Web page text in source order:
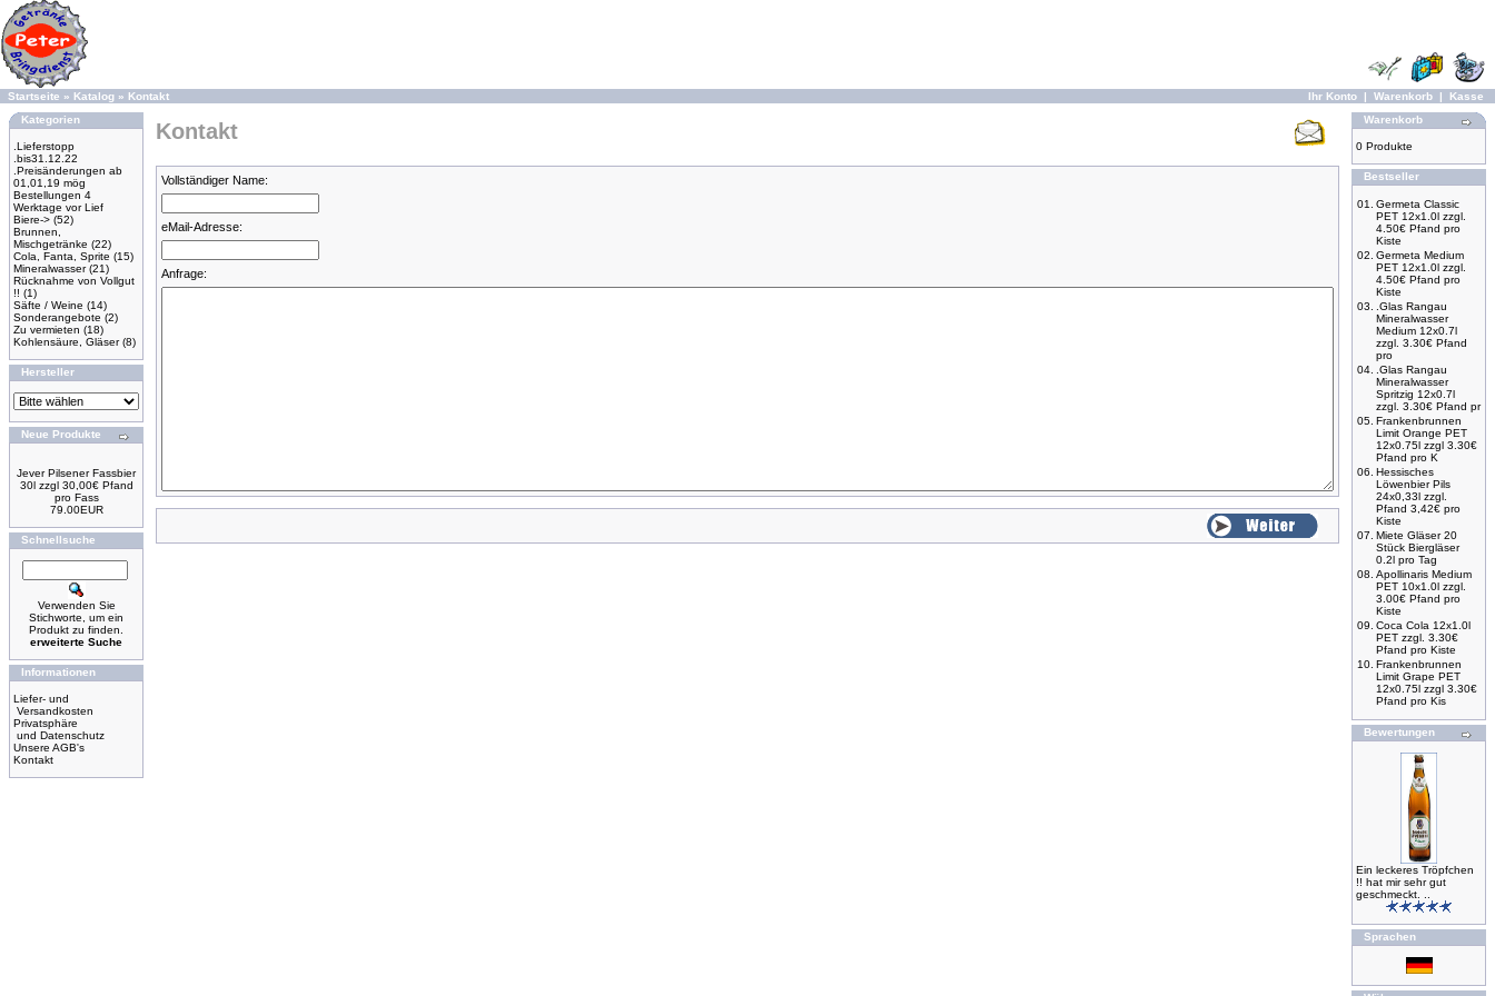
Startseite » Katalog » Kontakt Ihr Konto | Warenkorb | Kasse
Kategorien
.Lieferstopp
.bis31.12.22
.Preisänderungen ab
01,01,19 mög
Bestellungen 4
Werktage vor Lief
Biere-> (52)
Brunnen,
Mischgetränke (22)
Cola, Fanta, Sprite (15)
Mineralwasser(21)
Rücknahme von Vollgut
!! (1)
Säfte / Weine (14)
Sonderangebote (2)
Zu vermieten (18)
Kohlensäure, Gläser(8)
Hersteller
Neue Produkte
Jever Pilsener Fassbier
30l zzgl 30,00€ Pfand
pro Fass
79.00EUR
Schnellsuche
Verwenden Sie
Stichworte, um ein
Produkt zu finden.
erweiterte Suche
Informationen
Liefer- und
Versandkosten
Privatsphäre
und Datenschutz
Unsere AGB's
Kontakt
Kontakt
Vollständiger Name:
eMail-Adresse:
Anfrage:
Warenkorb
0 Produkte
Bestseller
01.
Germeta Classic
PET 12x1.0l zzgl.
4.50€ Pfand pro
Kiste
02. Germeta Medium
PET 12x1.0l zzgl.
4.50€ Pfand pro
Kiste
03.
.Glas Rangau
Mineralwasser
Medium 12x0.7l
zzgl. 3.30€ Pfand
pro
04.
.Glas Rangau
Mineralwasser
Spritzig 12x0.7l
zzgl. 3.30€ Pfand pr
05. Frankenbrunnen
Limit Orange PET
12x0.75l zzgl 3.30€
Pfand pro K
06. Hessisches
Löwenbier Pils
24x0,33l zzgl.
Pfand 3,42€ pro
Kiste
07. Miete Gläser 20
Stück Biergläser
0.2l pro Tag
08. Apollinaris Medium
PET 10x1.0l zzgl.
3.00€ Pfand pro
Kiste
09. Coca Cola 12x1.0l
PET zzgl. 3.30€
Pfand pro Kiste
10. Frankenbrunnen
Limit Grape PET
12x0.75l zzgl 3.30€
Pfand pro Kis
Bewertungen
Ein leckeres Tröpfchen
!! hat mir sehr gut
geschmeckt. ..
Sprachen